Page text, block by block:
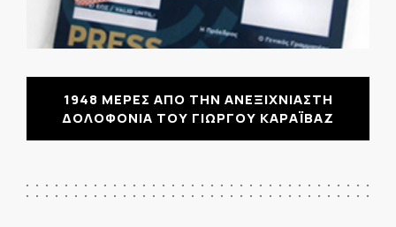
1948 ΜΕΡΕΣ ΑΠΟ ΤΗΝ ΑΝΕΞΙΧΝΙΑΣΤΗ
ΔΟΛΟΦΟΝΙΑ ΤΟΥ ΓΙΩΡΓΟΥ ΚΑΡΑΪΒΑΖ